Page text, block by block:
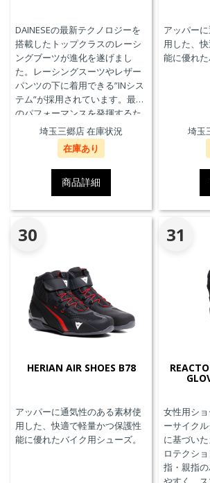
DAINESEの最新テクノロジーを
搭載したトップクラスのレーシ
ングブーツが進化を遂げまし
た。レーシングスーツやレザー
パンツの下に着用できる”INシス
テム”が採用されています。最高
のパフォーマンスを発揮するた
めに、ケブラーカーボンを使用
したAxial Distorsion Control
Systemテクノロジー、
Groundtrax®レーシングソー
ル、交換可能なマグネシウムス
ライダーを採用しています。
埼玉三郷店 在庫状況
在庫あり
商品詳細
アッパー
用した、
能に優れた
埼玉
30
HERIAN AIR SHOES B78
アッパーに通気性のある素材使
用した、快適で軽量かつ保護性
能に優れたバイク用シューズ。
31
女性用シ
ーサイク
に基づい
ロテクシ
指・親指